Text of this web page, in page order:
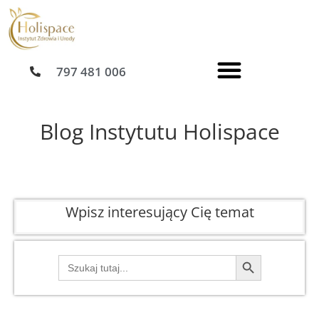
Przejdź
do
treści
797 481 006
Blog Instytutu Holispace
Wpisz interesujący Cię temat
Search
for:
Search Button